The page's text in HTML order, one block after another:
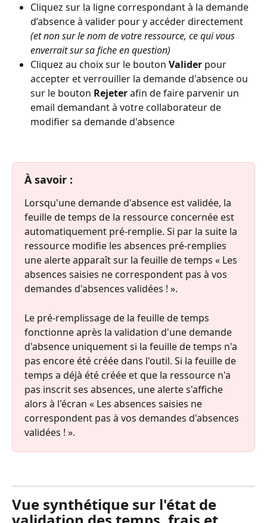
Cliquez sur la ligne correspondant à la demande
d’absence à valider pour y accéder directement
(et non sur le nom de votre ressource, ce qui vous
enverrait sur sa fiche en question)
Cliquez au choix sur le bouton Valider pour
accepter et verrouiller la demande d'absence ou
sur le bouton Rejeter afin de faire parvenir un
email demandant à votre collaborateur de
modifier sa demande d'absence
À savoir :
Lorsqu'une demande d'absence est validée, la
feuille de temps de la ressource concernée est
automatiquement pré-remplie. Si par la suite la
ressource modifie les absences pré-remplies
une alerte apparaît sur la feuille de temps « Les
absences saisies ne correspondent pas à vos
demandes d'absences validées ! ».
Le pré-remplissage de la feuille de temps
fonctionne après la validation d'une demande
d'absence uniquement si la feuille de temps n'a
pas encore été créée dans l'outil. Si la feuille de
temps a déjà été créée et que la ressource n'a
pas inscrit ses absences, une alerte s'affiche
alors à l'écran « Les absences saisies ne
correspondent pas à vos demandes d'absences
validées ! ».
Vue synthétique sur l'état de